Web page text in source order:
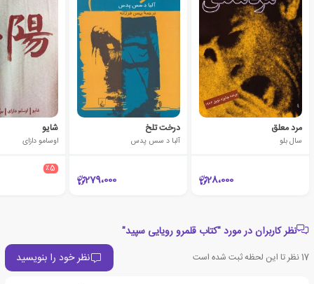
مرد معلق
سال بلو
28،000
درخت تلخ
آلبا د سس پدس
279،000
شایو
اوسامو دازای
٪5
نظر کاربران در مورد "کتاب قلمرو رویایی سپید"
17نظر تا این لحظه ثبت شده است نظر خود را بنویسید